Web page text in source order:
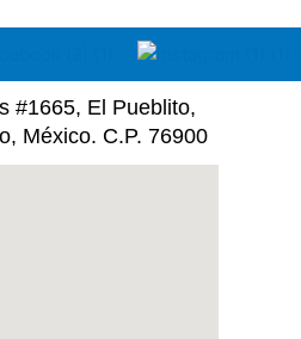
#1665, El Pueblito,
México. C.P. 76900